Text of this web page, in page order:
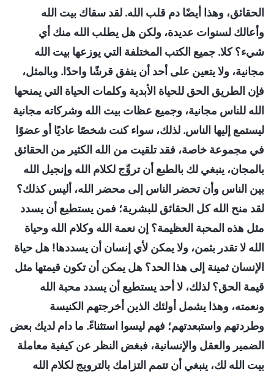
الحقائق، وهذا أيضًا دم قلب الله. لقد سقاك بيت الله
وأعالك لسنوات عديدة، ولكن هل يطلب الله منك أي
شيء؟ كلا. جميع الكتب المختلفة التي يوزعها بيت الله
مجانية، ولا يتعين على أحد أن ينفق قرشًا واحدًا. وبالمثل،
فإن الطريق الحق للحياة الأبدية وكلمات الحياة التي يمنحها
الله للناس مجانية، وجميع عظات بيت الله وشركاته مجانية
ليستمع إليها الناس. لذلك، سواء كنت شخصًا عاديًا أو عضوًا
في مجموعة خاصة، فقد تلقيت من الله الكثير من الحقائق
بالمجان، ينبغي لك بالطبع أن تروِّج لكلام الله وإنجيل الله
بين الناس وأن تحضر الناس إلى محضر الله، أليس كذلك؟
لقد منح الله كل الحقائق للبشرية؛ فمن يستطيع أن يسدد
مثل هذه المحبة العظيمة؟ إن نعمة الله وكلام الله وحياة
الله لا تقدر بثمن، ولا يمكن لأي إنسان أن يسددها! هل حياة
الإنسان ثمينة إلى هذا الحد؟ هل يمكن أن تكون قيمتها مثل
قيمة الحق؟ لذلك، لا أحد يستطيع أن يسدد محبة الله
ونعمته، وهذا يشمل أولئك الذين أخرجتهم الكنيسة
وطردتهم واستبعدتهم؛ فهم ليسوا استثناءً. ما دام لديك بعض
الضمير والعقل والإنسانية، فبغض النظر عن كيفية معاملة
بيت الله لك، ينبغي أن تتمم التزامك بالترويج لكلام الله